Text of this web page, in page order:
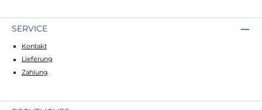
SERVICE
Kontakt
Lieferung
Zahlung